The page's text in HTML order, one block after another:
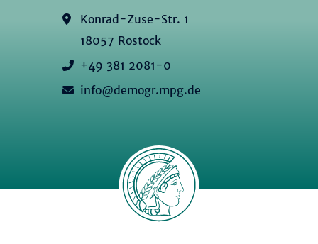
Konrad-Zuse-Str. 1
18057 Rostock
+49 381 2081-0
info@demogr.mpg.de